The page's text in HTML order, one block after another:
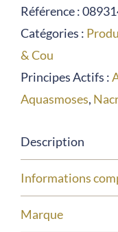
Eye
Fresh
Mary
Cohr
Référence :
Catégories :
& Cou
Principes Actifs :
Aquasmoses,
Description
Informations
Marque